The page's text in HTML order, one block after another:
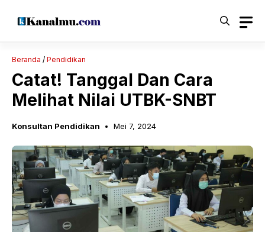
Beranda / Pendidikan
Catat! Tanggal Dan Cara
Melihat Nilai UTBK-SNBT
Konsultan Pendidikan Mei 7, 2024